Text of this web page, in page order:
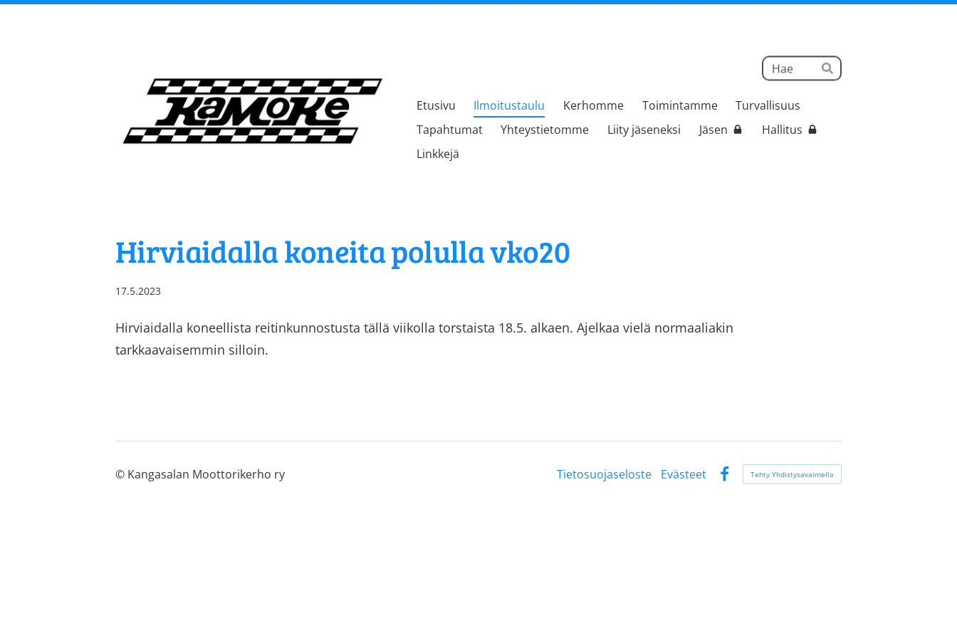
Haku
Hae
Kangasalan Moottorikerho
Etusivu Ilmoitustaulu Kerhomme Toimintamme
Turvallisuus
Tapahtumat
Yhteystietomme Liity jäseneksi Jäsen
Hallitus
Linkkejä
Hirviaidalla koneita polulla vko20
17.5.2023
Hirviaidalla koneellista reitinkunnostusta tällä viikolla torstaista 18.5. alkaen. Ajelkaa vielä normaaliakin
tarkkaavaisemmin silloin.
© Kangasalan Moottorikerho ry Tietosuojaseloste
Evästeet
Facebook
Tehty Yhdistysavaimella